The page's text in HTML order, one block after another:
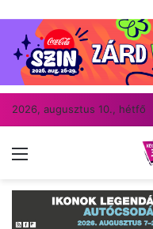
2026, augusztus 10., hétfő
Menü